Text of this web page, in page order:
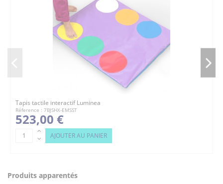
Tapis tactile interactif Luminea
Réference : 7BJSHX-EMSST
523,00 €
AJOUTER AU PANIER
Produits apparentés